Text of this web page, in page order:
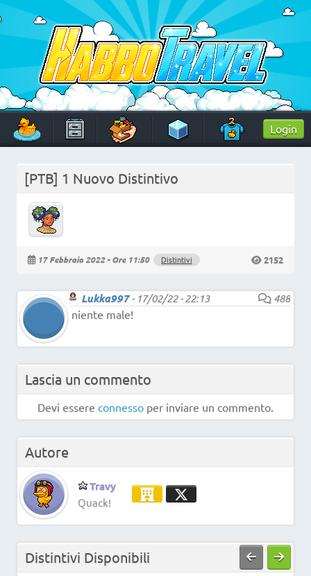
Skip
to
content
HabboTravel
Un viaggio di pixel!
Login
[PTB] 1 Nuovo Distintivo
17 Febbraio 2022 - Ore 11:50 Distintivi 2152
Lukka997- 17/02/22 - 22:13
488
niente male!
Lascia un commento
Devi essere connesso per inviare un commento.
Autore
Travy
Quack!
Distintivi Disponibili